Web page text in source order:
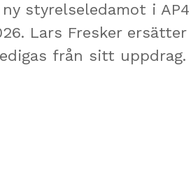
styrelseledamot i
Lars Fresker ersätter
från sitt uppdrag.